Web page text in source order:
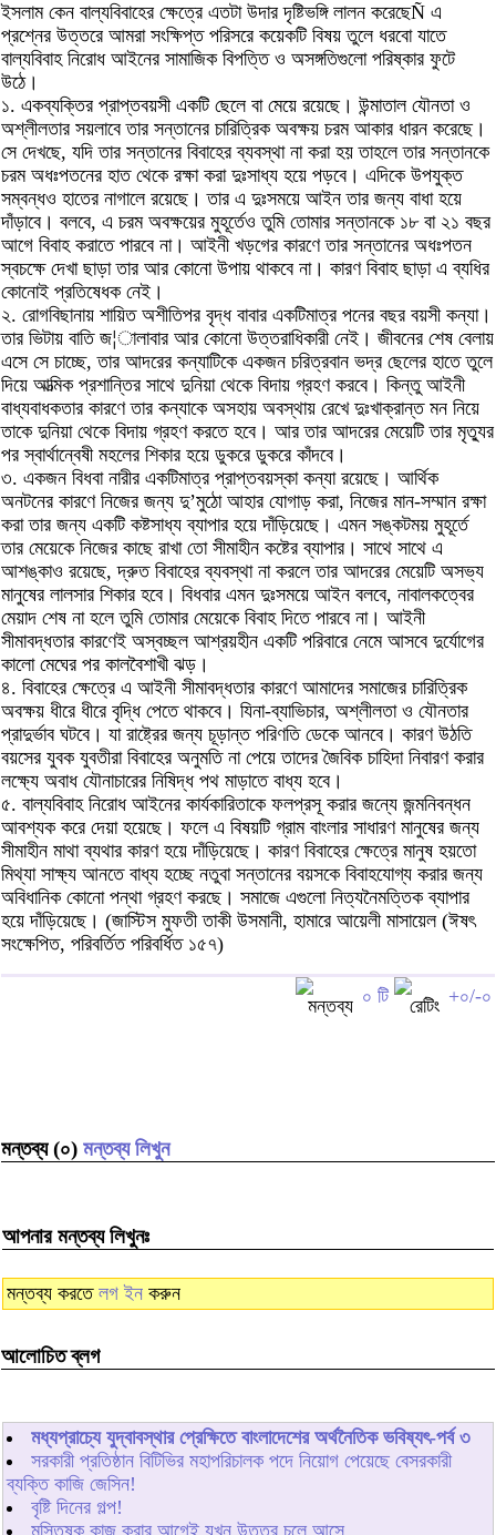
ইসলাম কেন বাল্যবিবাহের ক্ষেত্রে এতটা উদার দৃষ্টিভঙ্গি লালন করেছেÑ এ
প্রশ্নের উত্তরে আমরা সংক্ষিপ্ত পরিসরে কয়েকটি বিষয় তুলে ধরবো যাতে
বাল্যবিবাহ নিরোধ আইনের সামাজিক বিপত্তি ও অসঙ্গতিগুলো পরিষ্কার ফুটে
উঠে।
১. একব্যক্তির প্রাপ্তবয়সী একটি ছেলে বা মেয়ে রয়েছে। উন্মাতাল যৌনতা ও
অশ্লীলতার সয়লাবে তার সন্তানের চারিত্রিক অবক্ষয় চরম আকার ধারন করেছে।
সে দেখছে, যদি তার সন্তানের বিবাহের ব্যবস্থা না করা হয় তাহলে তার সন্তানকে
চরম অধঃপতনের হাত থেকে রক্ষা করা দুঃসাধ্য হয়ে পড়বে। এদিকে উপযুক্ত
সম্বন্ধও হাতের নাগালে রয়েছে। তার এ দুঃসময়ে আইন তার জন্য বাধা হয়ে
দাঁড়াবে। বলবে, এ চরম অবক্ষয়ের মুহূর্তেও তুমি তোমার সন্তানকে ১৮ বা ২১ বছর
আগে বিবাহ করাতে পারবে না। আইনী খড়গের কারণে তার সন্তানের অধঃপতন
স্বচক্ষে দেখা ছাড়া তার আর কোনো উপায় থাকবে না। কারণ বিবাহ ছাড়া এ ব্যধির
কোনোই প্রতিষেধক নেই।
২. রোগবিছানায় শায়িত অশীতিপর বৃদ্ধ বাবার একটিমাত্র পনের বছর বয়সী কন্যা।
তার ভিটায় বাতি জ¦ালাবার আর কোনো উত্তরাধিকারী নেই। জীবনের শেষ বেলায়
এসে সে চাচ্ছে, তার আদরের কন্যাটিকে একজন চরিত্রবান ভদ্র ছেলের হাতে তুলে
দিয়ে আত্মিক প্রশান্তির সাথে দুনিয়া থেকে বিদায় গ্রহণ করবে। কিন্তু আইনী
বাধ্যবাধকতার কারণে তার কন্যাকে অসহায় অবস্থায় রেখে দুঃখাক্রান্ত মন নিয়ে
তাকে দুনিয়া থেকে বিদায় গ্রহণ করতে হবে। আর তার আদরের মেয়েটি তার মৃত্যুর
পর স্বার্থান্বেষী মহলের শিকার হয়ে ডুকরে ডুকরে কাঁদবে।
৩. একজন বিধবা নারীর একটিমাত্র প্রাপ্তবয়স্কা কন্যা রয়েছে। আর্থিক
অনটনের কারণে নিজের জন্য দু’মুঠো আহার যোগাড় করা, নিজের মান-সম্মান রক্ষা
করা তার জন্য একটি কষ্টসাধ্য ব্যাপার হয়ে দাঁড়িয়েছে। এমন সঙ্কটময় মুহূর্তে
তার মেয়েকে নিজের কাছে রাখা তো সীমাহীন কষ্টের ব্যাপার। সাথে সাথে এ
আশঙ্কাও রয়েছে, দ্রুত বিবাহের ব্যবস্থা না করলে তার আদরের মেয়েটি অসভ্য
মানুষের লালসার শিকার হবে। বিধবার এমন দুঃসময়ে আইন বলবে, নাবালকত্বের
মেয়াদ শেষ না হলে তুমি তোমার মেয়েকে বিবাহ দিতে পারবে না। আইনী
সীমাবদ্ধতার কারণেই অস্বচ্ছল আশ্রয়হীন একটি পরিবারে নেমে আসবে দুর্যোগের
কালো মেঘের পর কালবৈশাখী ঝড়।
৪. বিবাহের ক্ষেত্রে এ আইনী সীমাবদ্ধতার কারণে আমাদের সমাজের চারিত্রিক
অবক্ষয় ধীরে ধীরে বৃদ্ধি পেতে থাকবে। যিনা-ব্যাভিচার, অশ্লীলতা ও যৌনতার
প্রাদুর্ভাব ঘটবে। যা রাষ্ট্রের জন্য চূড়ান্ত পরিণতি ডেকে আনবে। কারণ উঠতি
বয়সের যুবক যুবতীরা বিবাহের অনুমতি না পেয়ে তাদের জৈবিক চাহিদা নিবারণ করার
লক্ষ্যে অবাধ যৌনাচারের নিষিদ্ধ পথ মাড়াতে বাধ্য হবে।
৫. বাল্যবিবাহ নিরোধ আইনের কার্যকারিতাকে ফলপ্রসূ করার জন্যে জন্মনিবন্ধন
আবশ্যক করে দেয়া হয়েছে। ফলে এ বিষয়টি গ্রাম বাংলার সাধারণ মানুষের জন্য
সীমাহীন মাথা ব্যথার কারণ হয়ে দাঁড়িয়েছে। কারণ বিবাহের ক্ষেত্রে মানুষ হয়তো
মিথ্যা সাক্ষ্য আনতে বাধ্য হচ্ছে নতুবা সন্তানের বয়সকে বিবাহযোগ্য করার জন্য
অবিধানিক কোনো পন্থা গ্রহণ করছে। সমাজে এগুলো নিত্যনৈমত্তিক ব্যাপার
হয়ে দাঁড়িয়েছে। (জাস্টিস মুফতী তাকী উসমানী, হামারে আয়েলী মাসায়েল (ঈষৎ
সংক্ষেপিত, পরিবর্তিত পরিবর্ধিত ১৫৭)
০ টি +০/-০
মন্তব্য (০) মন্তব্য লিখুন
আপনার মন্তব্য লিখুনঃ
মন্তব্য করতে লগ ইন করুন
আলোচিত ব্লগ
মধ্যপ্রাচ্যে যুদ্বাবস্থার প্রেক্ষিতে বাংলাদেশের অর্থনৈতিক ভবিষ্যৎ-পর্ব ৩
সরকারী প্রতিষ্ঠান বিটিভির মহাপরিচালক পদে নিয়োগ পেয়েছে বেসরকারী
ব্যক্তি কাজি জেসিন!
বৃষ্টি দিনের গল্প!
মস্তিষ্ক কাজ করার আগেই যখন উত্তর চলে আসে